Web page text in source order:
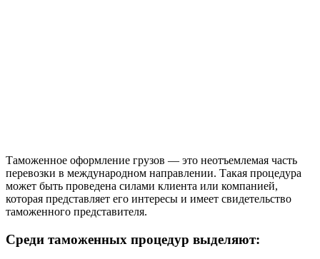
Таможенное оформление грузов — это неотъемлемая часть
перевозки в международном направлении. Такая процедура
может быть проведена силами клиента или компанией,
которая представляет его интересы и имеет свидетельство
таможенного представителя.
Среди таможенных процедур выделяют: